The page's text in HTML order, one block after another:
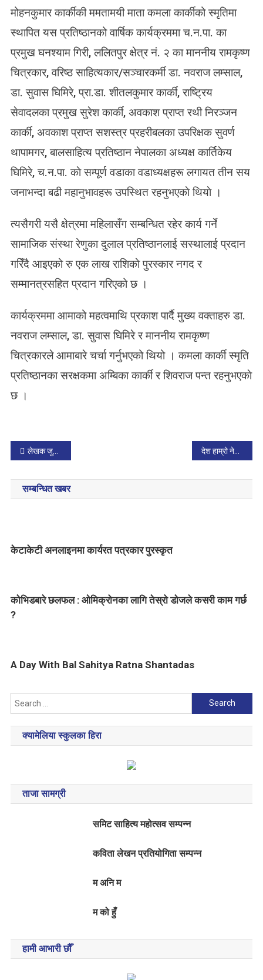
मोहनकुमार कार्कीकी ममतामयी माता कमला कार्कीको स्मृतिमा
स्थापित यस प्रतिष्ठानको वार्षिक कार्यक्रममा च.न.पा. का
प्रमुख घनश्याम गिरी, ललितपुर क्षेत्र नं. २ का माननीय रामकृष्ण
चित्रकार, वरिष्ठ साहित्यकार/सञ्चारकर्मी डा. नवराज लम्साल,
डा. सुवास घिमिरे, प्रा.डा. शीतलकुमार कार्की, राष्ट्रिय
सेवादलका प्रमुख सुरेश कार्की, अवकाश प्राप्त रथी निरञ्जन
कार्की, अवकाश प्राप्त सशस्त्र प्रहरीबलका उपरिक्षक सुवर्ण
थापामगर, बालसाहित्य प्रतिष्ठान नेपालका अध्यक्ष कार्तिकेय
घिमिरे, च.न.पा. काे सम्पूर्ण वडाका वडाध्यक्षहरू लगायत तीन सय
जनाभन्दा बढी महानुभावहरू उपस्थित रहनुभएकाे थियाे ।
त्यसैगरी यसै क्षेत्रमा महिलासँग सम्बन्धित रहेर कार्य गर्ने
सामाजिक संस्था रेणुका दुलाल प्रतिष्ठानलाई सस्थालाई प्रदान
गरिँदै आइएकाे रु एक लाख राशिकाे पुरस्कार नगद र
सम्मानत्रसहित प्रदान गरिएको छ ।
कार्यक्रममा आमाको महत्वमाथि प्रकाश पार्दै मुख्य वक्ताहरु डा.
नवराज लम्साल, डा. सुवास घिमिरे र माननीय रामकृष्ण
चित्रकारले आमाबारे चर्चा गर्नुभएको थियो । कमला कार्की स्मृति
प्रतिष्ठानका स‌रक्षकमा अम्बिका कार्की र शिवराज पन्त रहनुभएकाे
छ ।
P
o
s
n
v
i
a
o
n
लेखक जुलीको ‘साथी’ कथा पढेपछि
सम्बन्धित खबर
केटाकेटी अनलाइनमा कार्यरत पत्रकार पुरस्कृत
कोभिडबारे छलफल : ओमिक्रोनका लागि तेस्रो डोजले कसरी काम गर्छ
?
A Day With Bal Sahitya Ratna Shantadas
Search
for:
क्यामेलिया स्कुलका हिरा
ताजा सामग्री
समिट साहित्य महोत्सव सम्पन्न
कविता लेखन प्रतियोगिता सम्पन्न
म अनि म
म को हुँ
हामी आभारी छौँ